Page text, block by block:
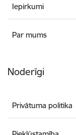
Iepirkumi
Par mums
Noderīgi
Privātuma politika